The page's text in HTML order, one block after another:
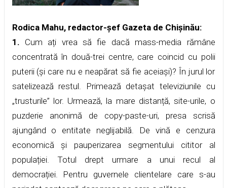
Rodica Mahu, redactor-șef Gazeta de Chișinău:
1. Cum ați vrea să fie dacă mass-media rămâne
concentrată în două-trei centre, care coincid cu polii
puterii (și care nu e neapărat să fie aceiași)? În jurul lor
satelizează restul. Primează detașat televiziunile cu
„trusturile” lor. Urmează, la mare distanță, site-urile, o
puzderie anonimă de copy-paste-uri, presa scrisă
ajungând o entitate neglijabilă. De vină e cenzura
economică și pauperizarea segmentului cititor al
populației. Totul drept urmare a unui recul al
democrației. Pentru guvernele clientelare care s-au